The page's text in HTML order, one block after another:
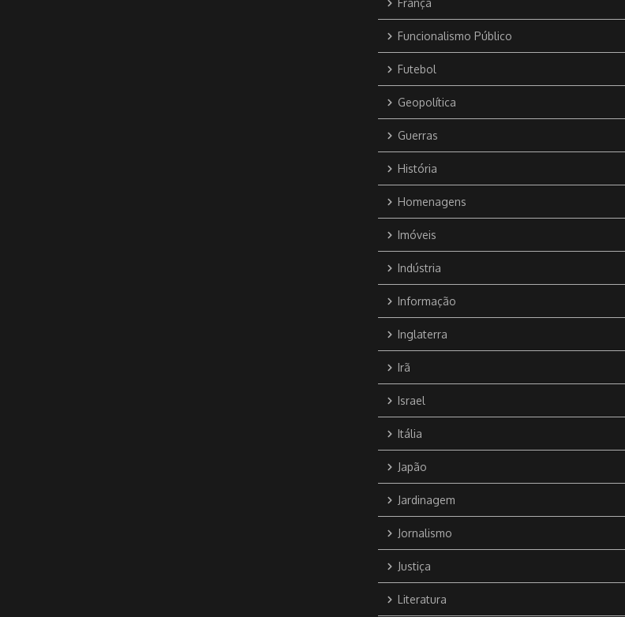
França
Funcionalismo Público
Futebol
Geopolítica
Guerras
História
Homenagens
Imóveis
Indústria
Informação
Inglaterra
Irã
Israel
Itália
Japão
Jardinagem
Jornalismo
Justiça
Literatura